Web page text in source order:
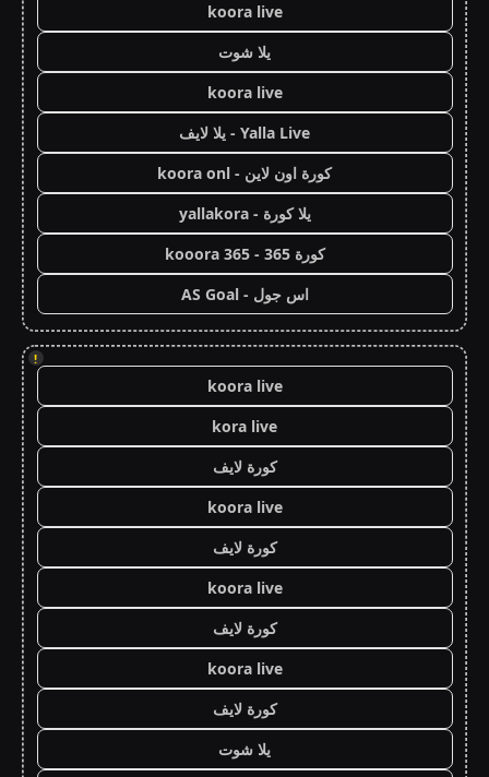
koora live
يلا شوت
koora live
Yalla Live - يلا لايف
كورة اون لاين - koora onl
يلا كورة - yallakora
كورة 365 - kooora 365
اس جول - AS Goal
!
koora live
kora live
كورة لايف
koora live
كورة لايف
koora live
كورة لايف
koora live
كورة لايف
يلا شوت